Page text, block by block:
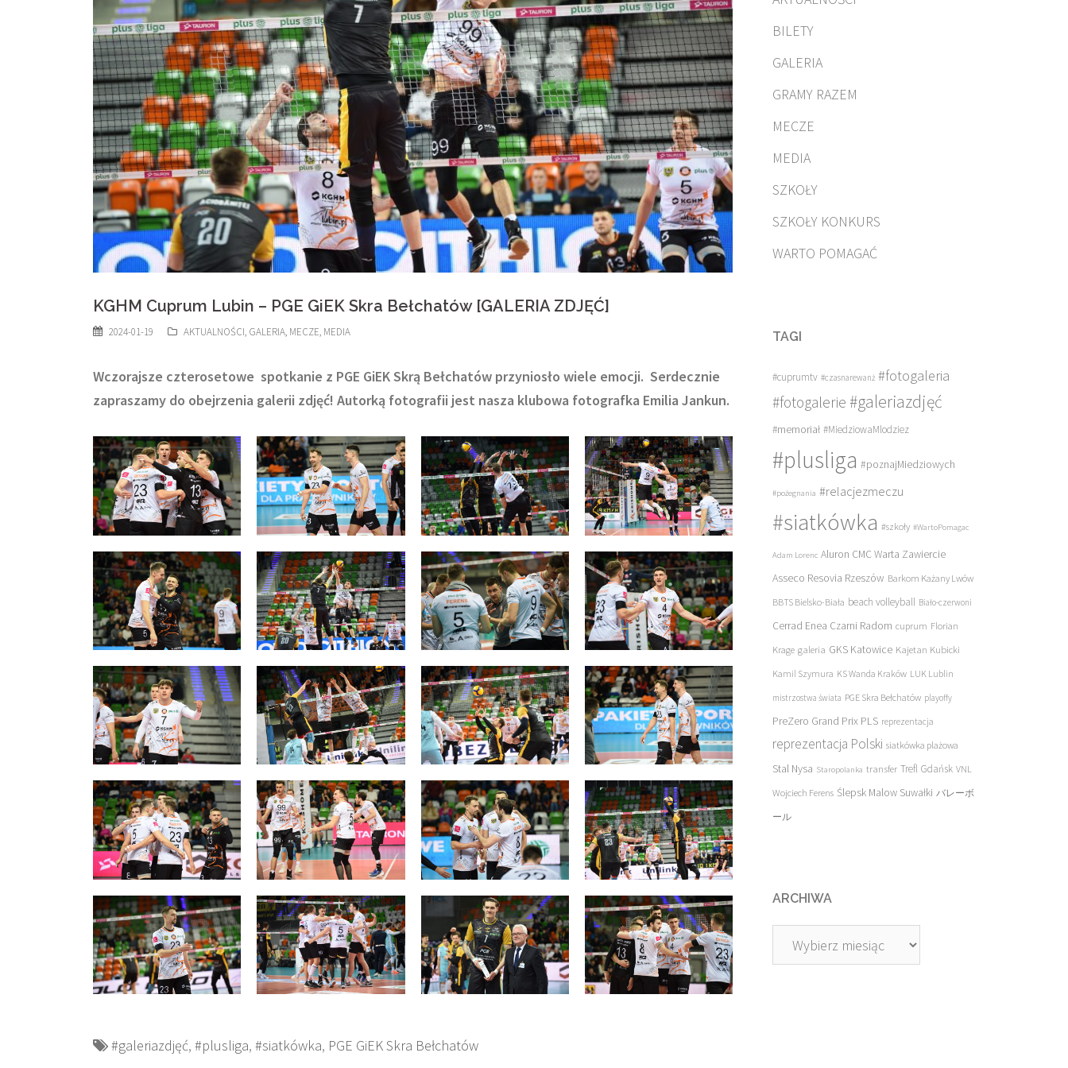
KGHM Cuprum Lubin – PGE GiEK Skra Bełchatów [GALERIA ZDJĘĆ]
2024-01-19 AKTUALNOŚCI, GALERIA, MECZE, MEDIA
Wczorajsze czterosetowe spotkanie z PGE GiEK Skrą Bełchatów przyniosło wiele emocji. Serdecznie
zapraszamy do obejrzenia galerii zdjęć! Autorką fotografii jest nasza klubowa fotografka Emilia Jankun.
#galeriazdjęć, #plusliga, #siatkówka, PGE GiEK Skra Bełchatów
BILETY
GALERIA
GRAMY RAZEM
MECZE
MEDIA
SZKOŁY
SZKOŁY KONKURS
WARTO POMAGAĆ
TAGI
#cuprumtv #czasnarewanż #fotogaleria
#fotogalerie #galeriazdjęć
#memoriał #MiedziowaMlodziez
#plusliga #poznajMiedziowych
#pożegnania #relacjezmeczu
#siatkówka #szkoły #WartoPomagac
Adam Lorenc Aluron CMC Warta Zawiercie
Asseco Resovia Rzeszów Barkom Każany Lwów
BBTS Bielsko-Biała beach volleyball Biało-czerwoni
Cerrad Enea Czarni Radom cuprum Florian
Krage galeria GKS Katowice Kajetan Kubicki
Kamil Szymura KS Wanda Kraków LUK Lublin
mistrzostwa świata PGE Skra Bełchatów playoffy
PreZero Grand Prix PLS reprezentacja
reprezentacja Polski siatkówka plażowa
Stal Nysa Staropolanka transfer Trefl Gdańsk VNL
Wojciech Ferens Ślepsk Malow Suwałki バレーボ
ール
ARCHIWA
Archiwa